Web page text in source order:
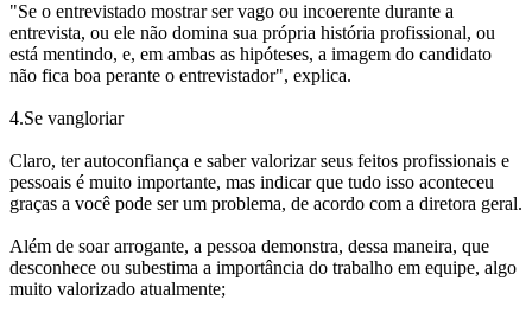
"Se o entrevistado mostrar ser vago ou incoerente durante a
entrevista, ou ele não domina sua própria história profissional, ou
está mentindo, e, em ambas as hipóteses, a imagem do candidato
não fica boa perante o entrevistador", explica.
4.Se vangloriar
Claro, ter autoconfiança e saber valorizar seus feitos profissionais e
pessoais é muito importante, mas indicar que tudo isso aconteceu
graças a você pode ser um problema, de acordo com a diretora geral.
Além de soar arrogante, a pessoa demonstra, dessa maneira, que
desconhece ou subestima a importância do trabalho em equipe, algo
muito valorizado atualmente;